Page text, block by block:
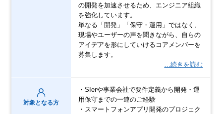
の開発を加速させるため、エンジニア組織
を強化しています。
単なる「開発」「保守・運用」ではなく、
現場やユーザーの声を聞きながら、自らの
アイデアを形にしていけるコアメンバーを
募集します。
…続きを読む
対象となる方
・SIerや事業会社で要件定義から開発・運
用保守までの一連のご経験
・スマートフォンアプリ開発のプロジェク